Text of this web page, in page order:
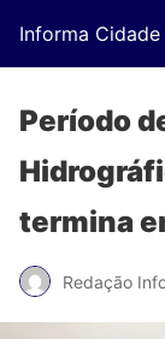
Informa Cidade
Período
termina
Redação